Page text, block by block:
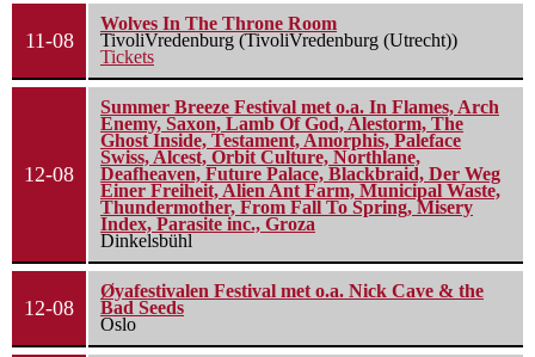
11-08
Wolves In The Throne Room
TivoliVredenburg (TivoliVredenburg (Utrecht))
Tickets
12-08
Summer Breeze Festival met o.a. In Flames, Arch
Enemy, Saxon, Lamb Of God, Alestorm, The
Ghost Inside, Testament, Amorphis, Paleface
Swiss, Alcest, Orbit Culture, Northlane,
Deafheaven, Future Palace, Blackbraid, Der Weg
Einer Freiheit, Alien Ant Farm, Municipal Waste,
Thundermother, From Fall To Spring, Misery
Index, Parasite inc., Groza
Dinkelsbühl
12-08
Øyafestivalen Festival met o.a. Nick Cave & the
Bad Seeds
Oslo